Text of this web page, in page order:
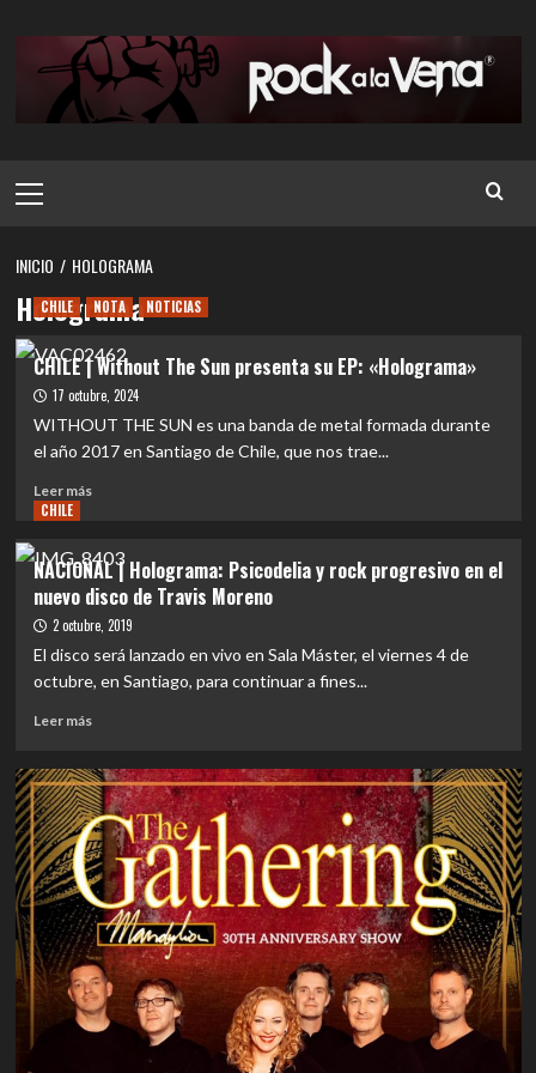
contenido
principal
INICIO HOLOGRAMA
Holograma
CHILE NOTA NOTICIAS
CHILE | Without The Sun presenta su EP: «Holograma»
17 octubre, 2024
WITHOUT THE SUN es una banda de metal formada durante
el año 2017 en Santiago de Chile, que nos trae...
Leer másLeer
CHILE
|
Without
The
su
EP:
CHILE
NACIONAL | Holograma: Psicodelia y rock progresivo en el
nuevo disco de Travis Moreno
2 octubre, 2019
El disco será lanzado en vivo en Sala Máster, el viernes 4 de
octubre, en Santiago, para continuar a fines...
Leer másLeer
NACIONAL
|
Holograma:
Psicodelia
y
rock
progresivo
en
el
nuevo
disco
de